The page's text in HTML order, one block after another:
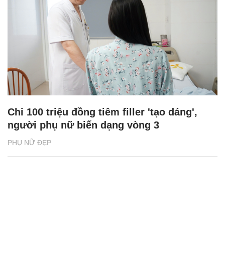
PHỤ NỮ ĐẸP
Chi 100 triệu đồng tiêm filler 'tạo dáng',
người phụ nữ biến dạng vòng 3